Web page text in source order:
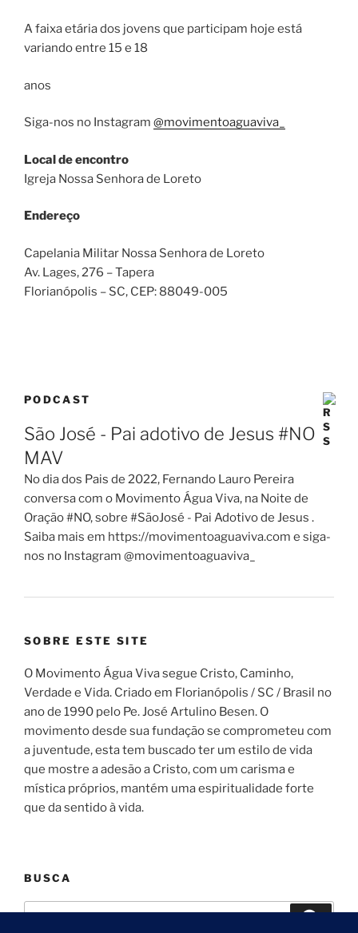
A faixa etária dos jovens que participam hoje está
variando entre 15 e 18
anos
Siga-nos no Instagram @movimentoaguaviva_
Local de encontro
Igreja Nossa Senhora de Loreto
Endereço
Capelania Militar Nossa Senhora de Loreto
Av. Lages, 276 – Tapera
Florianópolis – SC, CEP: 88049-005
PODCAST
São José - Pai adotivo de Jesus #NO
MAV
No dia dos Pais de 2022, Fernando Lauro Pereira
conversa com o Movimento Água Viva, na Noite de
Oração #NO, sobre #SãoJosé - Pai Adotivo de Jesus .
Saiba mais em https://movimentoaguaviva.com e siga-
nos no Instagram @movimentoaguaviva_
SOBRE ESTE SITE
O Movimento Água Viva segue Cristo, Caminho,
Verdade e Vida. Criado em Florianópolis / SC / Brasil no
ano de 1990 pelo Pe. José Artulino Besen. O
movimento desde sua fundação se comprometeu com
a juventude, esta tem buscado ter um estilo de vida
que mostre a adesão a Cristo, com um carisma e
mística próprios, mantém uma espiritualidade forte
que da sentido à vida.
BUSCA
Pesquisar